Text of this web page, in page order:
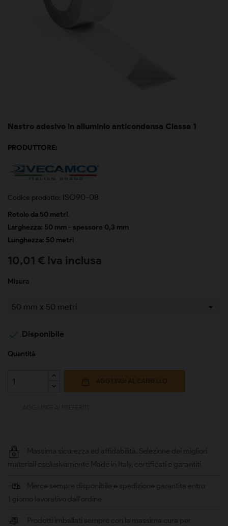
Nastro adesivo in alluminio anticondensa Classe 1
PRODUTTORE:
Codice prodotto: ISO90-08
Rotolo da 50 metri.
Larghezza: 50 mm - spessore 0,3 mm
Lunghezza: 50 metri
10,01 € Iva inclusa
Misura
 Disponibile
Quantità
AGGIUNGI AL CARRELLO